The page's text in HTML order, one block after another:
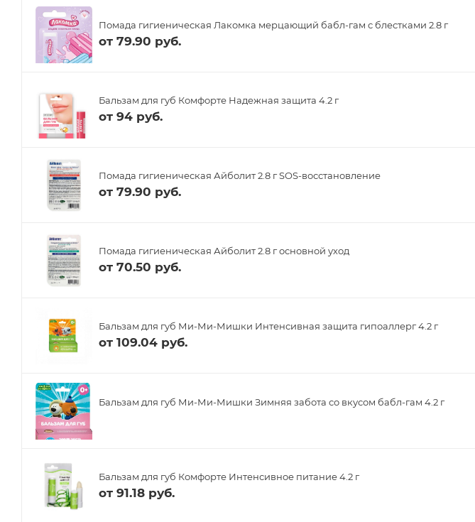
Помада гигиеническая Лакомка мерцающий бабл-гам с блестками 2.8 г
от 79.90 руб.
Бальзам для губ Комфорте Надежная защита 4.2 г
от 94 руб.
Помада гигиеническая Айболит 2.8 г SOS-восстановление
от 79.90 руб.
Помада гигиеническая Айболит 2.8 г основной уход
от 70.50 руб.
Бальзам для губ Ми-Ми-Мишки Интенсивная защита гипоаллерг 4.2 г
от 109.04 руб.
Бальзам для губ Ми-Ми-Мишки Зимняя забота со вкусом бабл-гам 4.2 г
Бальзам для губ Комфорте Интенсивное питание 4.2 г
от 91.18 руб.